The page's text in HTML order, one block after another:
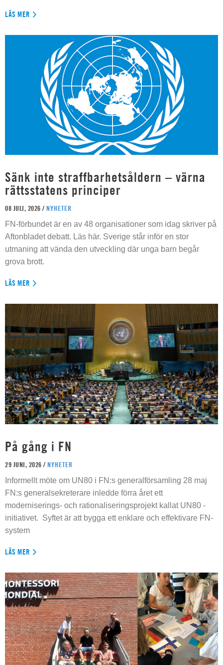
LÄS MER
Sänk inte straffbarhetsåldern – värna
rättsstatens principer
08 JULI, 2026 / NYHETER
FN-förbundet är en av 48 organisationer som idag skriver på
Aftonbladet debatt. Läs här. Sverige står inför en stor
utmaning att vända den utveckling där unga barn begår
grova brott.
LÄS MER
På gång i FN
29 JUNI, 2026 / NYHETER
Informellt möte om UN80 i FN:s generalförsamling 28 maj
FN:s generalsekreterare inledde förra året ett
moderniserings- och rationaliseringsprojekt kallat UN80 -
initiativet. Syftet är att bygga ett enklare och effektivare FN-
system
LÄS MER